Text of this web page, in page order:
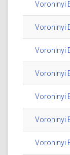
Voroninyi
Voroninyi
Voroninyi
Voroninyi
Voroninyi
Voroninyi
Voroninyi